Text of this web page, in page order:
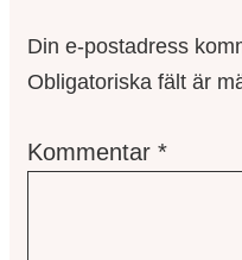
Din e-postadress
Obligatoriska fält är
Kommentar *